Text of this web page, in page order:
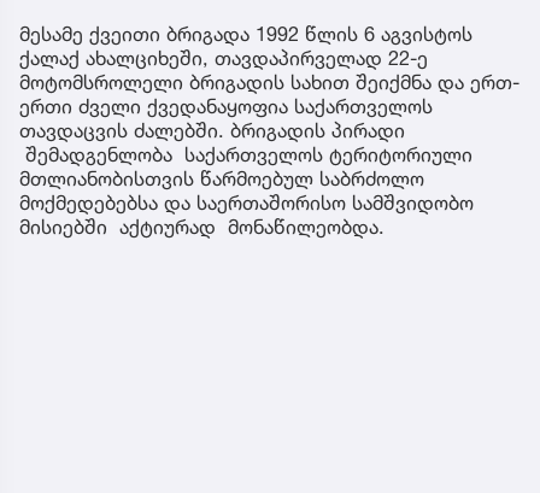
მესამე ქვეითი ბრიგადა 1992 წლის 6 აგვისტოს
ქალაქ ახალციხეში, თავდაპირველად 22-ე
მოტომსროლელი ბრიგადის სახით შეიქმნა და ერთ-
ერთი ძველი ქვედანაყოფია საქართველოს
თავდაცვის ძალებში. ბრიგადის პირადი
შემადგენლობა საქართველოს ტერიტორიული
მთლიანობისთვის წარმოებულ საბრძოლო
მოქმედებებსა და საერთაშორისო სამშვიდობო
მისიებში აქტიურად მონაწილეობდა.